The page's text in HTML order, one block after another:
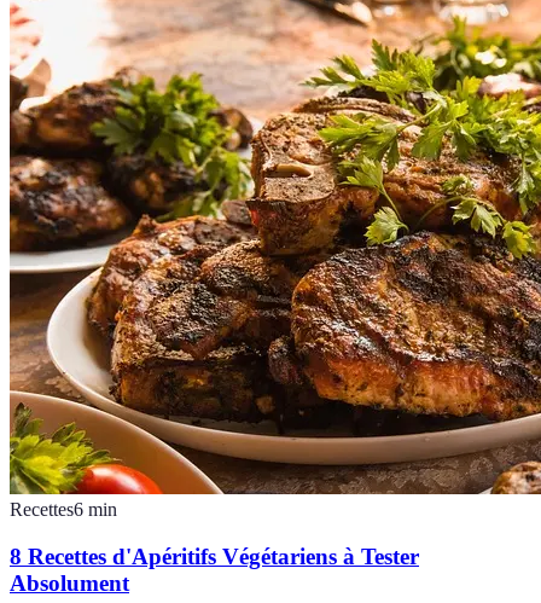
Recettes6 min
8 Recettes d'Apéritifs Végétariens à Tester
Absolument